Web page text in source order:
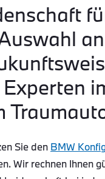
Sie den BMW
Wir rechnen Ihnen